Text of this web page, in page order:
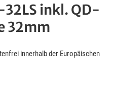
inkl. QD-
32mm
innerhalb der Europäischen